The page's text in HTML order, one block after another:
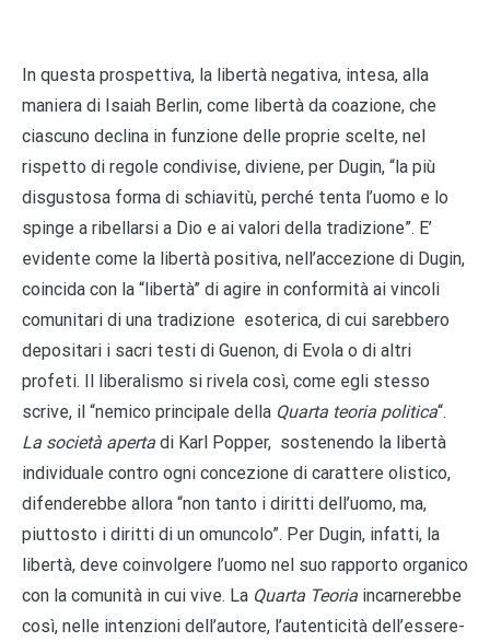
In questa prospettiva, la libertà negativa, intesa, alla
maniera di Isaiah Berlin, come libertà da coazione, che
ciascuno declina in funzione delle proprie scelte, nel
rispetto di regole condivise, diviene, per Dugin, “la più
disgustosa forma di schiavitù, perché tenta l’uomo e lo
spinge a ribellarsi a Dio e ai valori della tradizione”. E’
evidente come la libertà positiva, nell’accezione di Dugin,
coincida con la “libertà” di agire in conformità ai vincoli
comunitari di una tradizione esoterica, di cui sarebbero
depositari i sacri testi di Guenon, di Evola o di altri
profeti. Il liberalismo si rivela così, come egli stesso
scrive, il “nemico principale della Quarta teoria politica“.
La società aperta di Karl Popper, sostenendo la libertà
individuale contro ogni concezione di carattere olistico,
difenderebbe allora “non tanto i diritti dell’uomo, ma,
piuttosto i diritti di un omuncolo”. Per Dugin, infatti, la
libertà, deve coinvolgere l’uomo nel suo rapporto organico
con la comunità in cui vive. La Quarta Teoria incarnerebbe
così, nelle intenzioni dell’autore, l’autenticità dell’essere-